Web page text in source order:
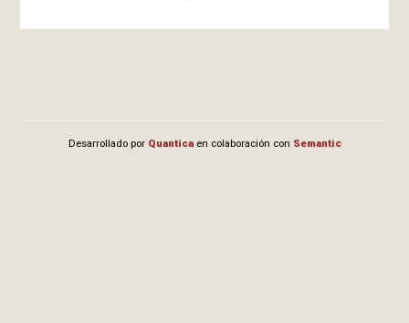
Desarrollado por Quanticaen colaboración con Semantic